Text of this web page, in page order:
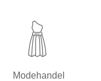
Modehandel